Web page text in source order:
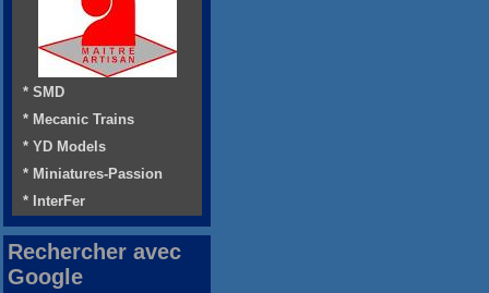
* SMD
* Mecanic Trains
* YD Models
* Miniatures-Passion
* InterFer
Rechercher avec
Google